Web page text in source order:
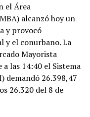
el Área
alcanzó hoy un
y provocó
y el conurbano. La
Mayorista
las 14:40 el Sistema
demandó 26.398,47
26.320 del 8 de